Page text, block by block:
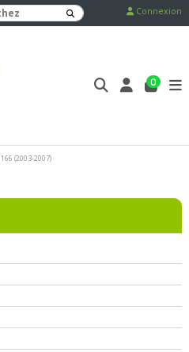
Connexion
0
166 (2003-2007)